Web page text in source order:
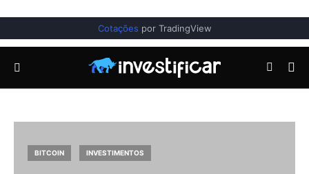
Cotações por TradingView
BITCOIN INVESTIMENTOS